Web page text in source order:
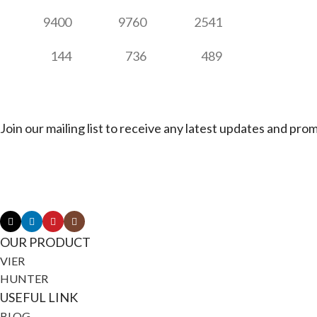
2541
489
9760
736
9400
144
Join our mailing list to receive any latest updates and
OUR PRODUCT
VIER
HUNTER
USEFUL LINK